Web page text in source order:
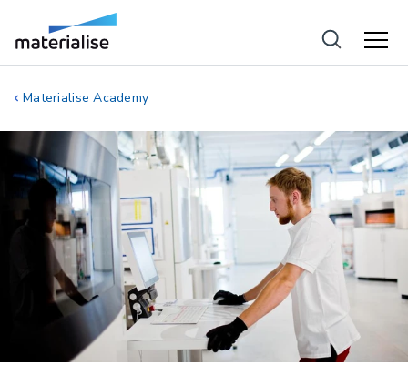
Materialise Academy